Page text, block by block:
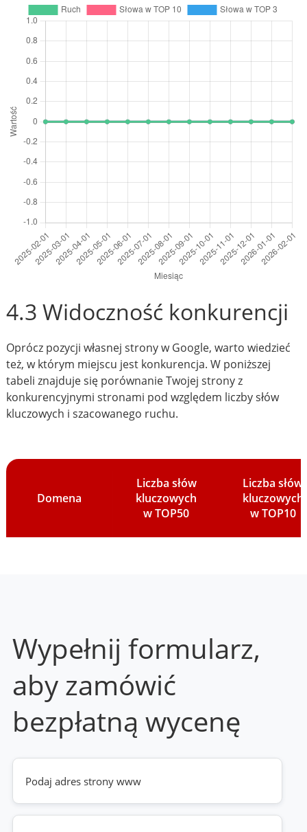
4.3 Widoczność konkurencji
Oprócz pozycji własnej strony w Google, warto wiedzieć
też, w którym miejscu jest konkurencja. W poniższej
tabeli znajduje się porównanie Twojej strony z
konkurencyjnymi stronami pod względem liczby słów
kluczowych i szacowanego ruchu.
Domena
Liczba słów
kluczowych
w TOP50
Liczba słów
kluczowych
w TOP10
Wypełnij formularz,
aby zamówić
bezpłatną wycenę
Twoja
strona
www
(wymagane)
Telefon